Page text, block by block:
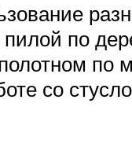
по
по
со